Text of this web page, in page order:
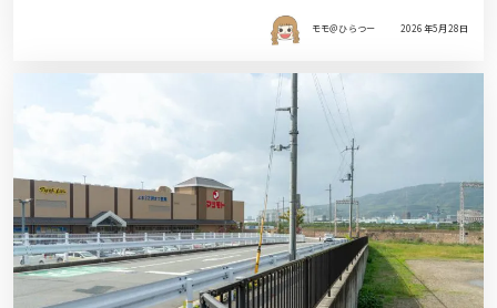
モモ＠ひらつー 2026年5月28日